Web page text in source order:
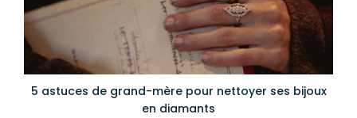
5 astuces de grand-mère pour nettoyer ses bijoux
en diamants